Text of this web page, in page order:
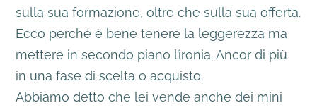
sulla sua formazione, oltre che sulla sua offerta.
Ecco perché è bene tenere la leggerezza ma
mettere in secondo piano l’ironia.Ancor di più
in una fase di scelta o acquisto.
Abbiamo detto che lei vende anche dei mini